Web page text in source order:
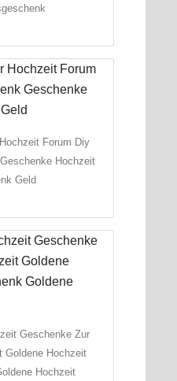
Forum Diy
Hochzeit
Geld
Geschenke Zur
Goldene Hochzeit
Hochzeit